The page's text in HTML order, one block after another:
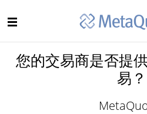
您的交易商是否提
易？